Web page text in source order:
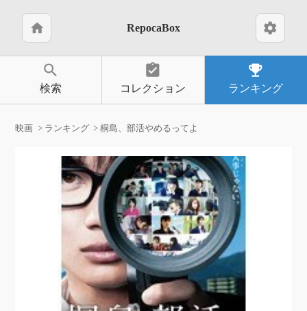
home RepocaBox settings
search
検索
assignment_turned_in
コレクション
emoji_events
ランキング
映画 ランキング 桐島、部活やめるってよ